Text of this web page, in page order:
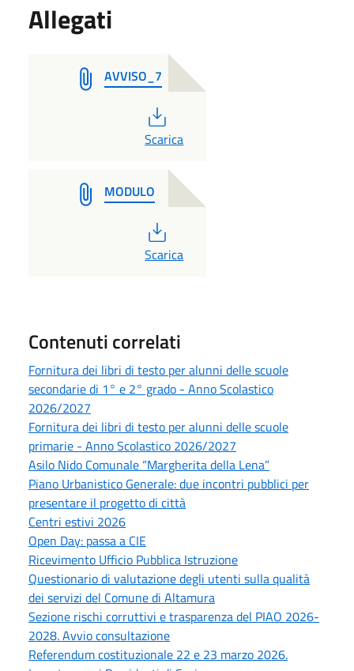
Allegati
AVVISO_7
PDF
Scarica
MODULO
PDF
Scarica
Contenuti correlati
Fornitura dei libri di testo per alunni delle scuole
secondarie di 1° e 2° grado - Anno Scolastico
2026/2027
Fornitura dei libri di testo per alunni delle scuole
primarie - Anno Scolastico 2026/2027
Asilo Nido Comunale “Margherita della Lena”
Piano Urbanistico Generale: due incontri pubblici per
presentare il progetto di città
Centri estivi 2026
Open Day: passa a CIE
Ricevimento Ufficio Pubblica Istruzione
Questionario di valutazione degli utenti sulla qualità
dei servizi del Comune di Altamura
Sezione rischi corruttivi e trasparenza del PIAO 2026-
2028. Avvio consultazione
Referendum costituzionale 22 e 23 marzo 2026.